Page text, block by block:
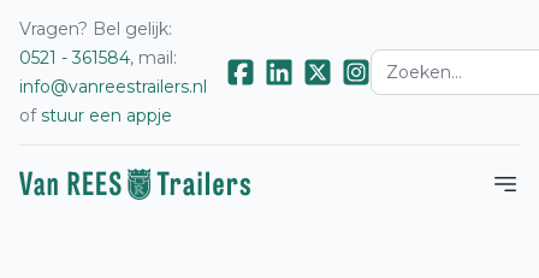
Vragen? Bel gelijk:
0521 - 361584, mail:
info@vanreestrailers.nl
ofstuur een appje